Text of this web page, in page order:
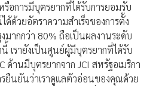
อการมีบุตรยากที่ได้รับการยอมรับ
ด้วยอัตราความสำเร็จของการตั้ง
มากกว่า 80% ถือเป็นผลงานระดับ
เรายังเป็นศูนย์ผู้มีบุตรยากที่ได้รับ
ด้านมีบุตรยากจาก JCI สหรัฐอเมริกา
รยืนยันว่าเราดูแลตัวอ่อนของคุณด้วย